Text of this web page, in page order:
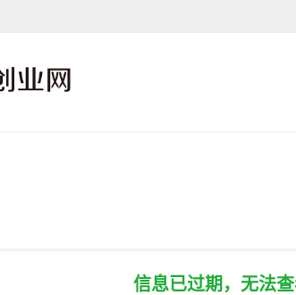
信息已过期，无法